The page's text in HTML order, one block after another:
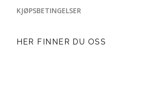
KJØPSBETINGELSER
HER FINNER DU OSS